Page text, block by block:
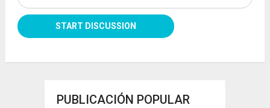
PUBLICACIÓN POPULAR